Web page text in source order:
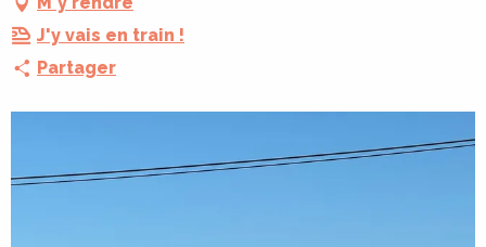
J'y vais en train !
Partager